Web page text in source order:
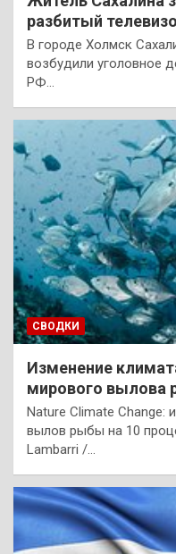
разбитый
В городе Холмск
возбудили уголовное
РФ…
СВОДКИ
Изменение
мирового вылова
Nature Climate Change:
вылов рыбы на 10
Lambarri /…